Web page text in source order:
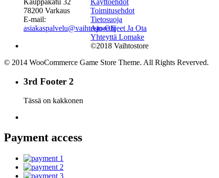
Kauppakatu 32
78200 Varkaus
E-mail:
asiakaspalvelu@vaihtostore.fi
Käyttöehdot
Toimitusehdot
Tietosuoja
Ajo-Ohjeet Ja Ota
Yhteyttä Lomake
©2018 Vaihtostore
© 2014 WooCommerce Game Store Theme. All Rights Reverved.
3rd Footer 2
Tässä on kakkonen
Payment access